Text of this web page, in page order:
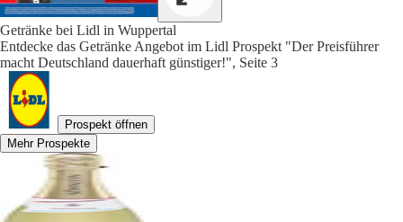
Getränke bei Lidl in Wuppertal
Entdecke das Getränke Angebot im Lidl Prospekt "Der Preisführer
macht Deutschland dauerhaft günstiger!", Seite 3
Prospekt öffnen
Mehr Prospekte